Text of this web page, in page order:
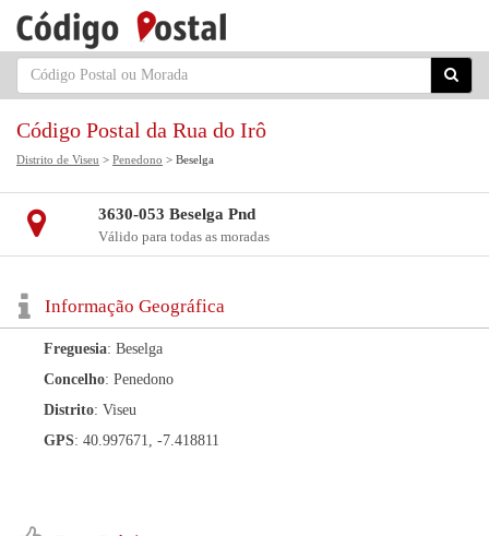
Código Postal da Rua do Irô
Distrito de Viseu > Penedono > Beselga
3630-053 Beselga Pnd
Válido para todas as moradas
Informação Geográfica
Freguesia: Beselga
Concelho: Penedono
Distrito: Viseu
GPS: 40.997671, -7.418811